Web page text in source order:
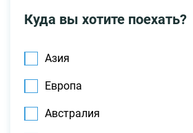
Куда вы хотите поехать?
Азия
Европа
Австралия